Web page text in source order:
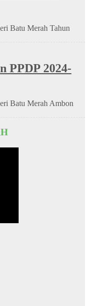
Batu Merah Tahun
PPDP 2024-
Batu Merah Ambon